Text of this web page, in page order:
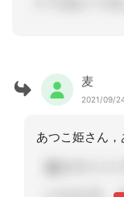
麦
2021/09/